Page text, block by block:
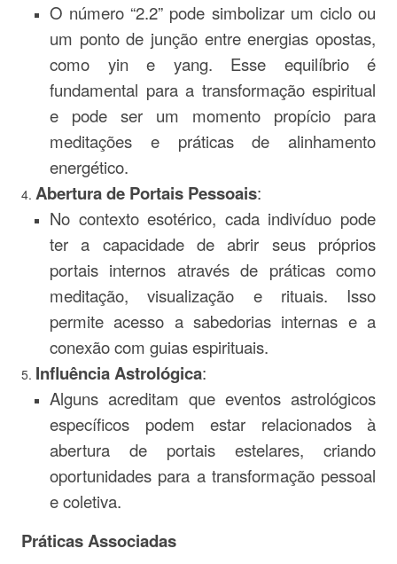
O número “2.2” pode simbolizar um ciclo ou
um ponto de junção entre energias opostas,
como yin e yang. Esse equilíbrio é
fundamental para a transformação espiritual
e pode ser um momento propício para
meditações e práticas de alinhamento
energético.
Abertura de Portais Pessoais:
No contexto esotérico, cada indivíduo pode
ter a capacidade de abrir seus próprios
portais internos através de práticas como
meditação, visualização e rituais. Isso
permite acesso a sabedorias internas e a
conexão com guias espirituais.
Influência Astrológica:
Alguns acreditam que eventos astrológicos
específicos podem estar relacionados à
abertura de portais estelares, criando
oportunidades para a transformação pessoal
e coletiva.
Práticas Associadas